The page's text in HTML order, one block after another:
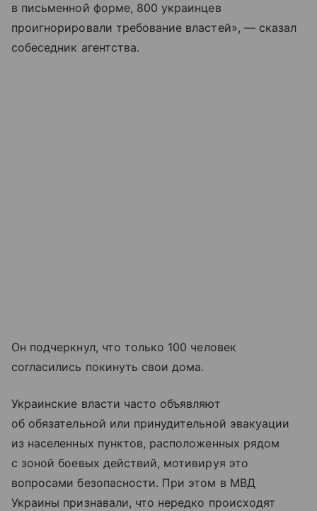
в письменной форме, 800 украинцев
проигнорировали требование властей», — сказал
собеседник агентства.
Он подчеркнул, что только 100 человек
согласились покинуть свои дома.
Украинские власти часто объявляют
об обязательной или принудительной эвакуации
из населенных пунктов, расположенных рядом
с зоной боевых действий, мотивируя это
вопросами безопасности. При этом в МВД
Украины признавали, что нередко происходят